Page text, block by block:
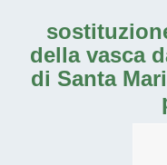
della vasca
di Santa